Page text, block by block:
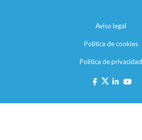
Aviso legal
Política de cookies
Política de privacidad